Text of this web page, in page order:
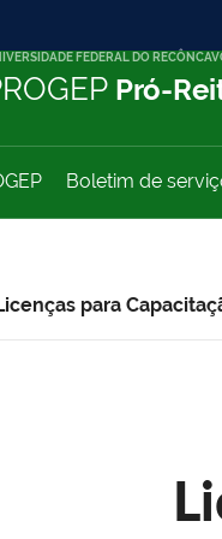
FEDERAL DO
Pró-
Boletim de
para